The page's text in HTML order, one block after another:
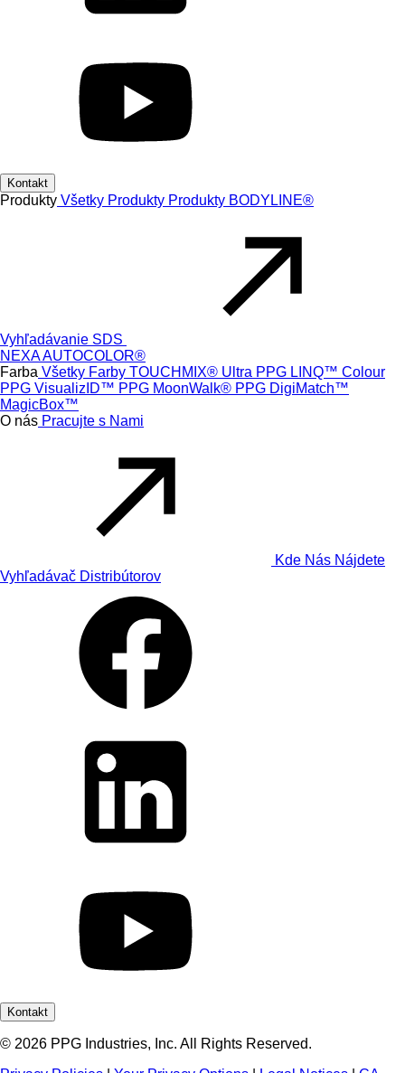
Kontakt
Produkty Všetky Produkty Produkty BODYLINE®
Vyhľadávanie SDS
NEXA AUTOCOLOR®
Farba Všetky Farby TOUCHMIX® Ultra PPG LINQ™ Colour
PPG VisualizID™ PPG MoonWalk® PPG DigiMatch™
MagicBox™
O nás Pracujte s Nami
Kde Nás Nájdete
Vyhľadávač Distribútorov
Kontakt
© 2026 PPG Industries, Inc. All Rights Reserved.